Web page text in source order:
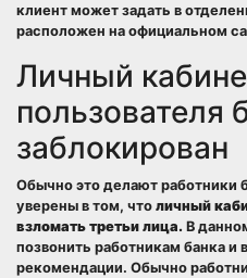
клиент может задать в
расположен на официальном
Личный
пользователя
заблокирован
Обычно это делают работники
уверены в том, что личный
взломать третьи лица. В
позвонить работникам банка и
рекомендации. Обычно